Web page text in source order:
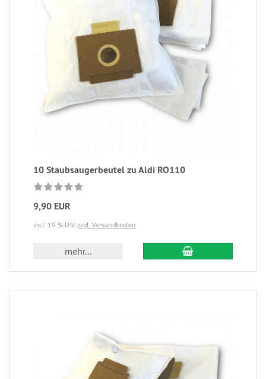
10 Staubsaugerbeutel zu Aldi RO110
9,90 EUR
incl. 19 % USt zzgl. Versandkosten
mehr...